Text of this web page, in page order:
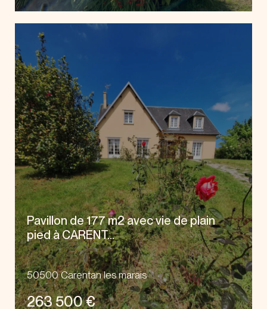
Pavillon de 177 m2 avec vie de plain
pied à CARENT...
50500 Carentan les marais
263 500 €